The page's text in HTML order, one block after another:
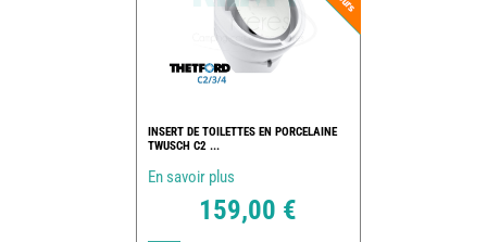
INSERT DE TOILETTES EN PORCELAINE
TWUSCH C2 ...
En savoir plus
159,00 €